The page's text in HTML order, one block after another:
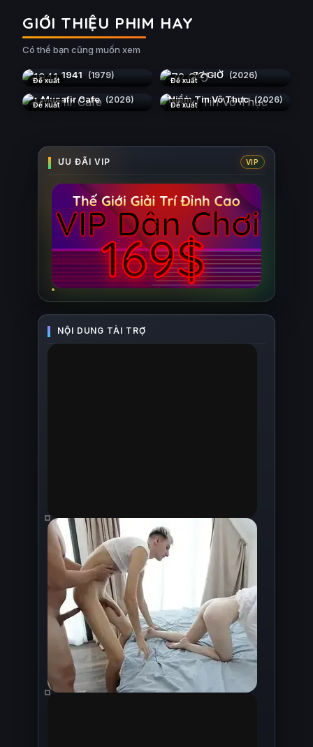
GIỚI THIỆU PHIM HAY
Có thể bạn cũng muốn xem
Đề xuất 1941 (1979) Đề xuất72 GIỜ (2026)
Đề xuất
Musafir Cafe (2026) Đề xuất
Niềm Tin Vô Thực (2026)